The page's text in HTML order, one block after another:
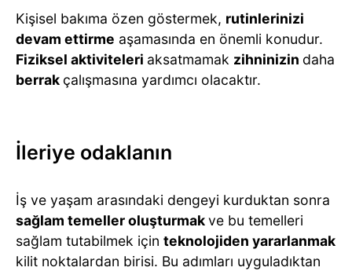
Kişisel bakıma özen göstermek, rutinlerinizi
devam ettirme aşamasında en önemli konudur.
Fiziksel aktiviteleri aksatmamak zihninizin daha
berrak çalışmasına yardımcı olacaktır.
İleriye odaklanın
İş ve yaşam arasındaki dengeyi kurduktan sonra
sağlam temeller oluşturmakve bu temelleri
sağlam tutabilmek için teknolojiden yararlanmak
kilit noktalardan birisi. Bu adımları uyguladıktan